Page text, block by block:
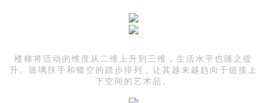
楼梯将活动的维度从二维上升到三维，生活水平也随之提
升。玻璃扶手和镂空的踏步排列，让其越来越趋向于链接上
下空间的艺术品。